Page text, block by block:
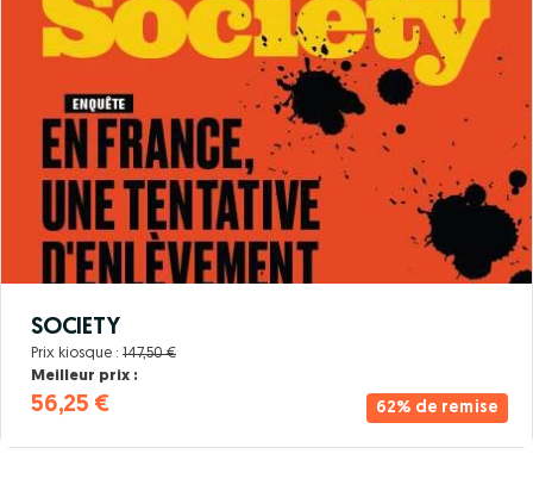
62% de remise
SOCIETY
Prix kiosque : 147,50 €
Meilleur prix :
56,25 €